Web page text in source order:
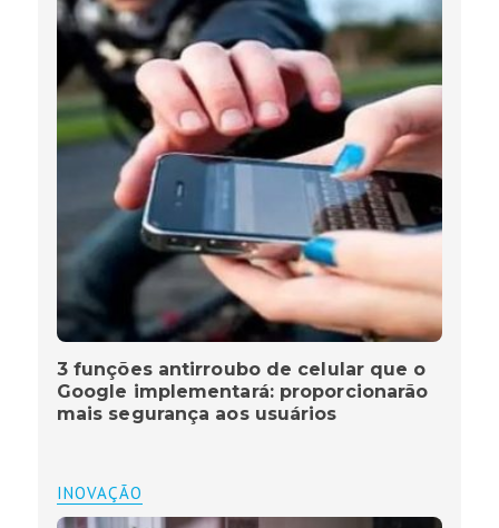
3 funções antirroubo de celular que o
Google implementará: proporcionarão
mais segurança aos usuários
INOVAÇÃO